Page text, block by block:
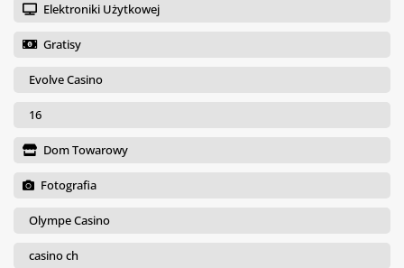
Elektroniki Użytkowej
Gratisy
Evolve Casino
16
Dom Towarowy
Fotografia
Olympe Casino
casino ch